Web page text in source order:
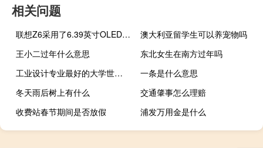
相关问题
联想Z6采用了6.39英寸OLED至彩激光屏
澳大利亚留学生可以养宠物吗
王小二过年什么意思
东北女生在南方过年吗
工业设计专业最好的大学世界排名
一条是什么意思
冬天雨后树上有什么
交通肇事怎么理赔
收费站春节期间是否放假
浦发万用金是什么